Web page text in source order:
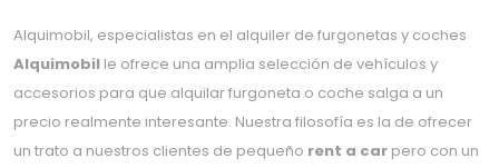
Alquimobil, especialistas en el alquiler de furgonetas y coches
Alquimobil le ofrece una amplia selección de vehículos y
accesorios para que alquilar furgoneta o coche salga a un
precio realmente interesante. Nuestra filosofía es la de ofrecer
un trato a nuestros clientes de pequeño rent a car pero con un